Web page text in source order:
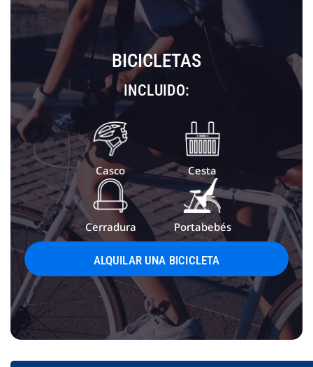
BICICLETAS
INCLUIDO:
Casco Cesta
Cerradura Portabebés
ALQUILAR UNA BICICLETA